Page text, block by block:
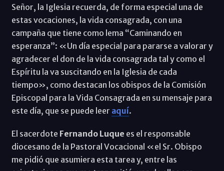
Señor, la Iglesia recuerda, de forma especial una de
estas vocaciones, la vida consagrada, con una
campaña que tiene como lema “Caminando en
esperanza”: «Un día especial para pararse a valorar y
agradecer el don de la vida consagrada tal y como el
Espíritu la va suscitando en la Iglesia de cada
tiempo», como destacan los obispos de la Comisión
Episcopal para la Vida Consagrada en su mensaje para
este día, que se puede leer aquí.
El sacerdote Fernando Luque es el responsable
diocesano de la Pastoral Vocacional «el Sr. Obispo
me pidió que asumiera esta tarea y, entre las